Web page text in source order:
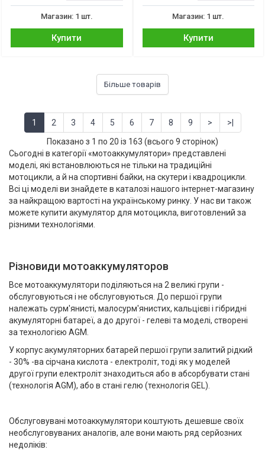
Магазин: 1 шт.
Купити
Магазин: 1 шт.
Купити
Більше товарів
1 2 3 4 5 6 7 8 9 >
>|
Показано з 1 по 20 із 163 (всього 9 сторінок)
Сьогодні в категорії «мотоаккумулятори» представлені
моделі, які встановлюються не тільки на традиційні
мотоцикли, а й на спортивні байки, на скутери і квадроцикли.
Всі ці моделі ви знайдете в каталозі нашого інтернет-магазину
за найкращою вартості на українському ринку. У нас ви також
можете купити акумулятор для мотоцикла, виготовлений за
різними технологіями.
Різновиди мотоаккумуляторов
Все мотоаккумулятори поділяються на 2 великі групи -
обслуговуються і не обслуговуються. До першої групи
належать сурм'янисті, малосурм'янистих, кальцієві і гібридні
акумуляторні батареї, а до другої - гелеві та моделі, створені
за технологією AGM.
У корпус акумуляторних батарей першої групи залитий рідкий
- 30% -ва сірчана кислота - електроліт, тоді як у моделей
другої групи електроліт знаходиться або в абсорбувати стані
(технологія AGM), або в стані гелю (технологія GEL).
Обслуговувані мотоаккумулятори коштують дешевше своїх
необслуговуваних аналогів, але вони мають ряд серйозних
недоліків: